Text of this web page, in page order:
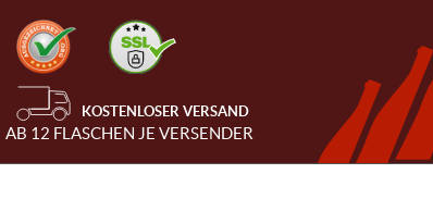
KOSTENLOSER VERSAND
AB 12 FLASCHEN JE VERSENDER